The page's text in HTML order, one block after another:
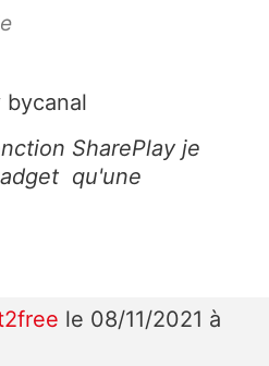
bycanal
SharePlay je
qu'une
le 08/11/2021 à